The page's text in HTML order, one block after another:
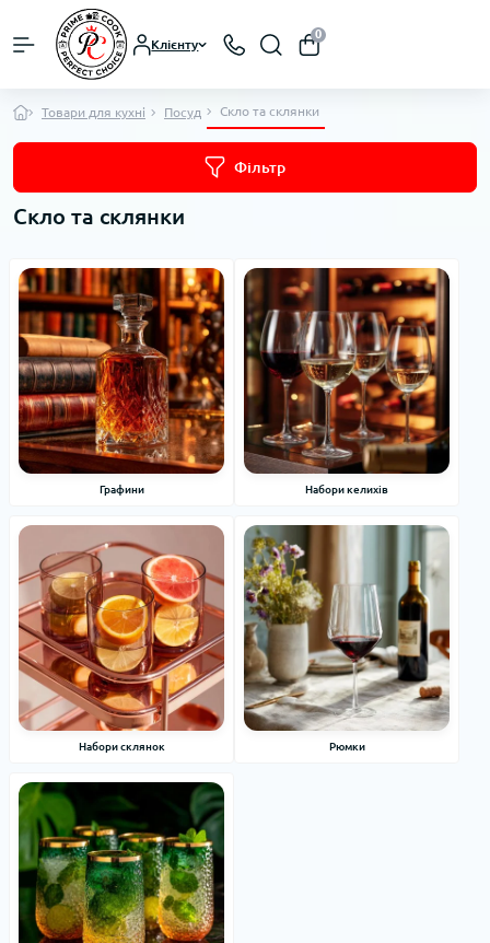
Клієнту
0
Товари для кухні Посуд Скло та склянки
Фільтр
Скло та склянки
Графини Набори келихів
Набори склянок Рюмки